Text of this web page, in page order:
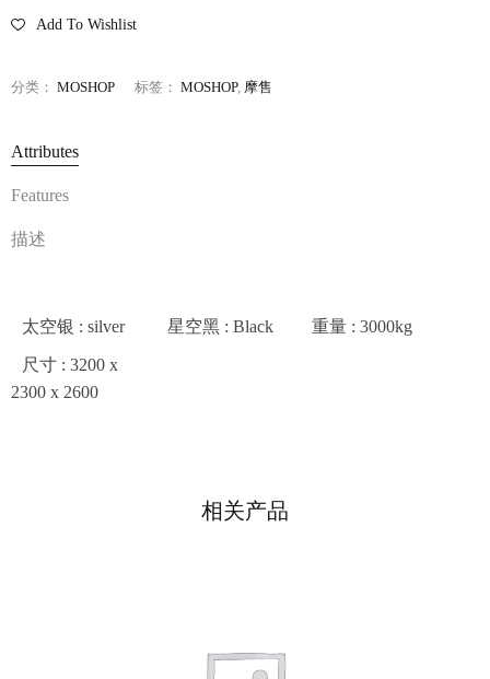
Add To Wishlist
分类： MOSHOP 标签： MOSHOP, 摩售
Attributes
Features
描述
太空银 : silver 星空黑 : Black 重量 : 3000kg
尺寸 : 3200 x
2300 x 2600
相关产品